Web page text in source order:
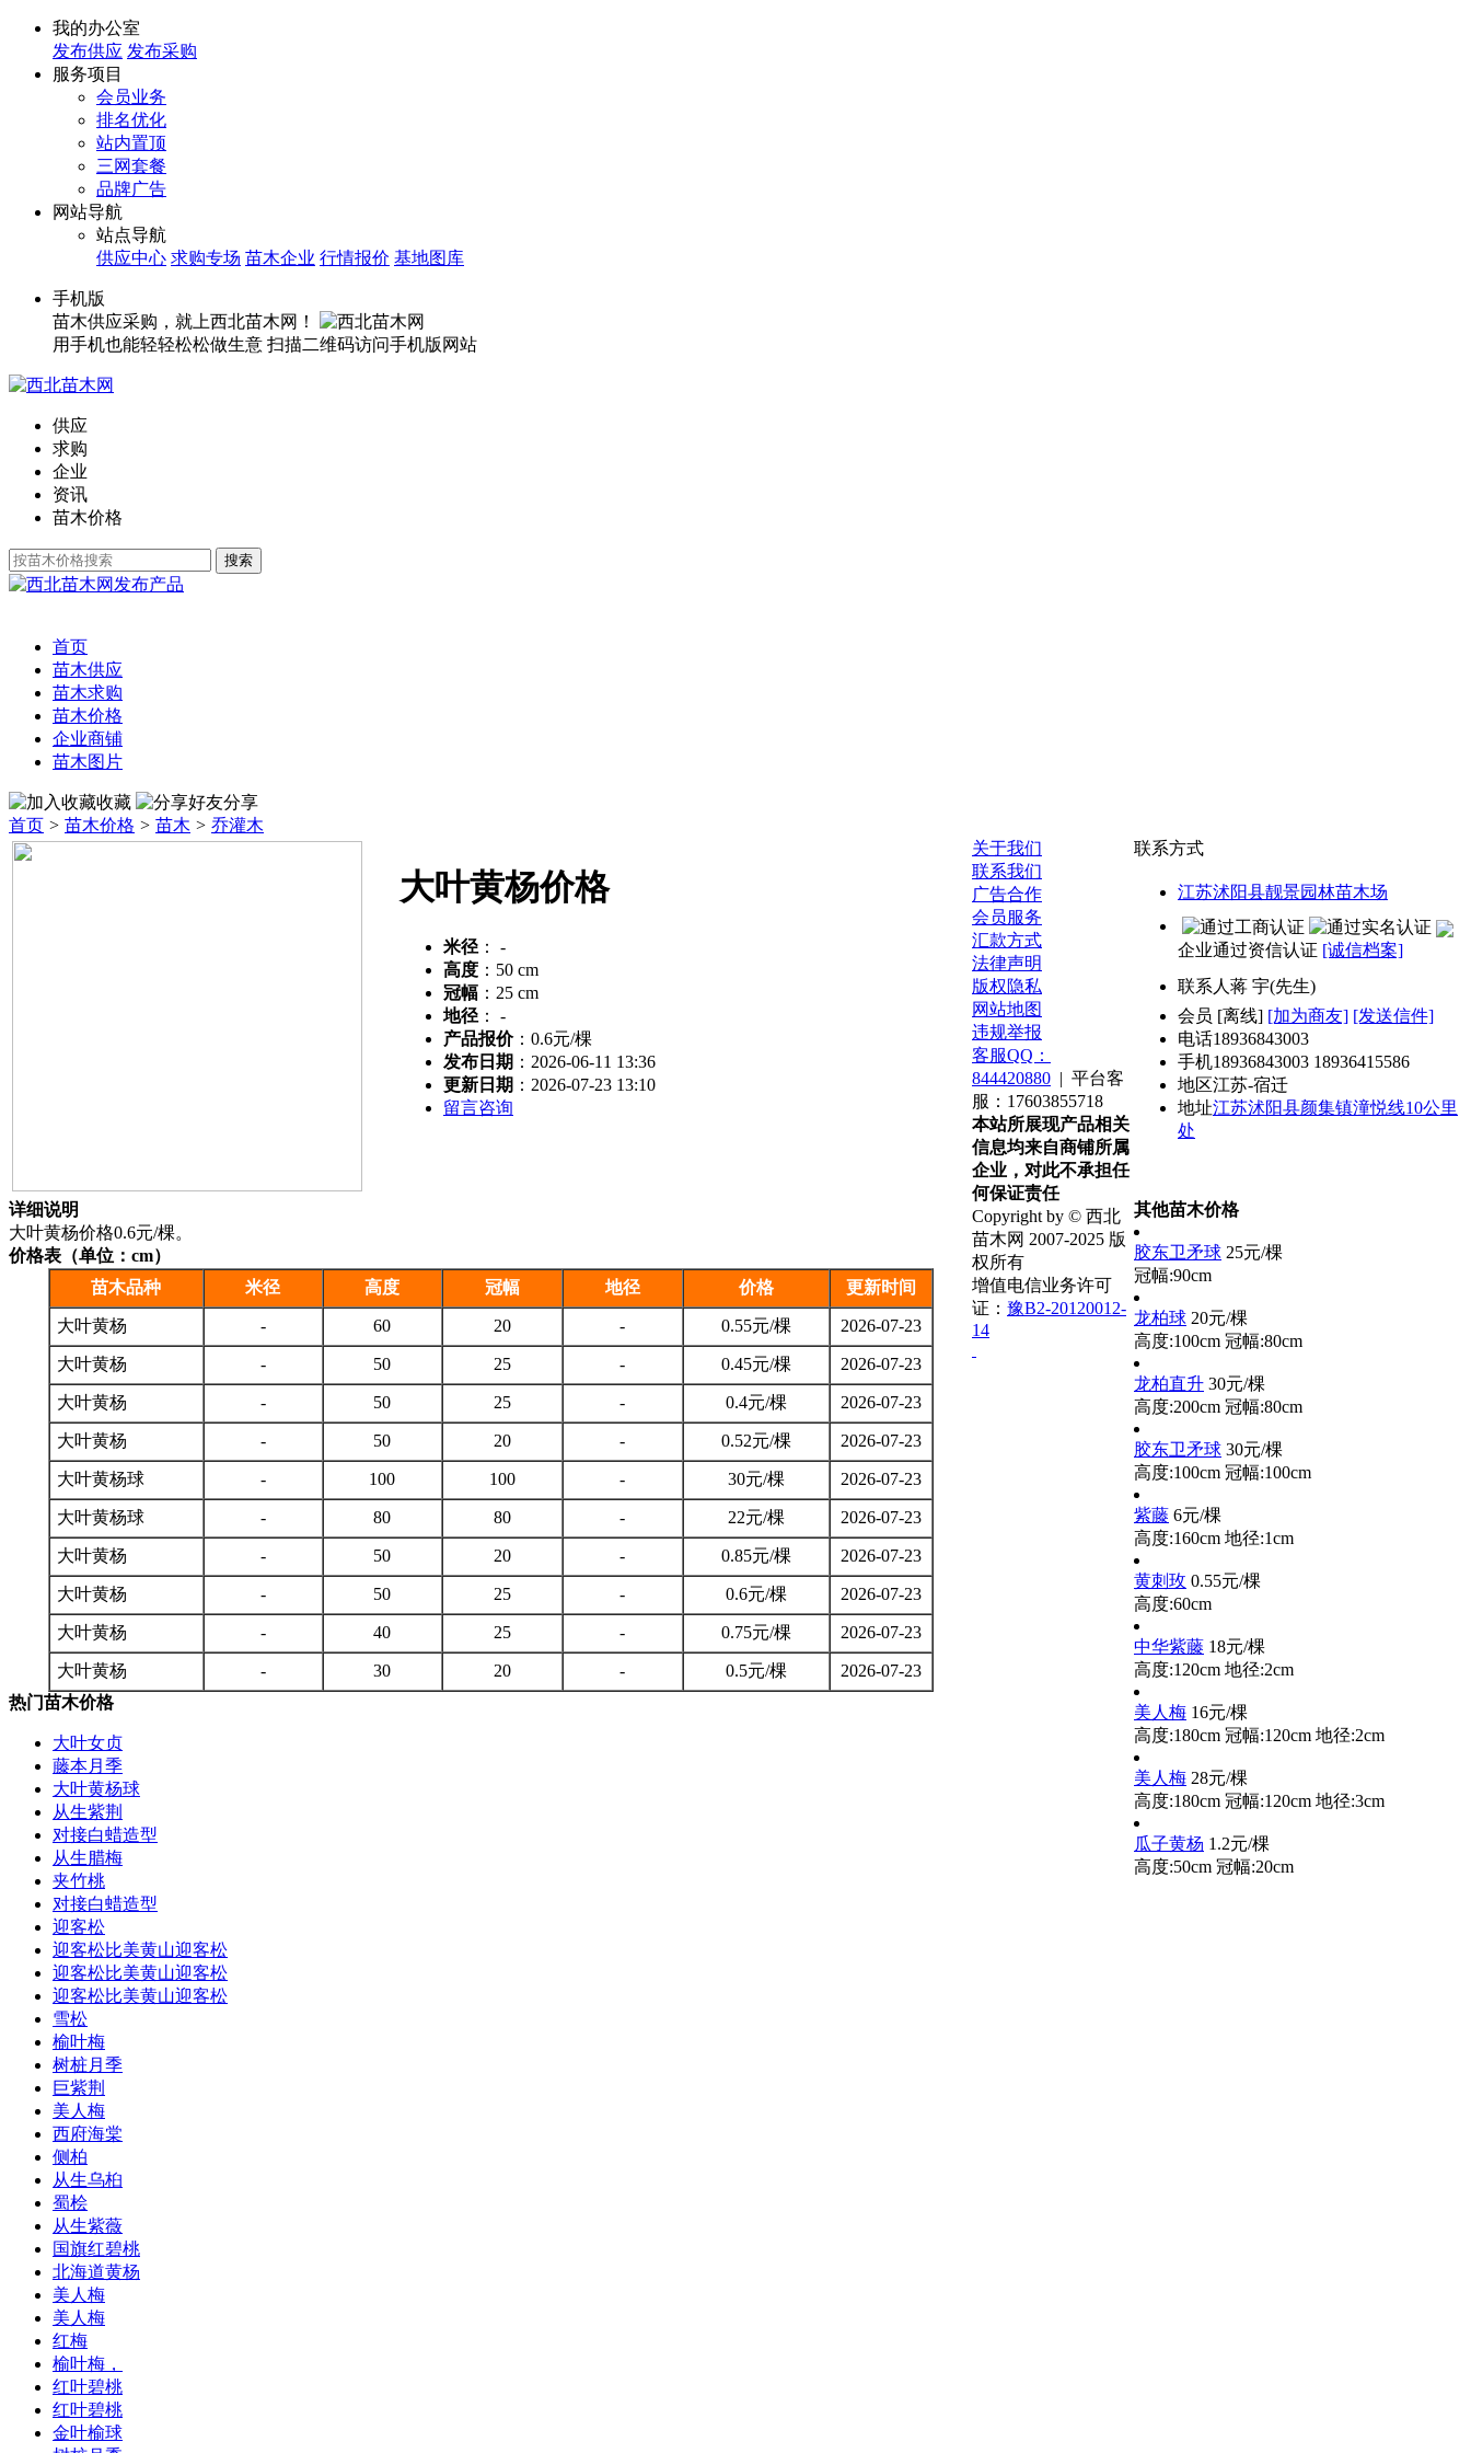
我的办公室
发布供应 发布采购
服务项目
会员业务
排名优化
站内置顶
三网套餐
品牌广告
网站导航
站点导航
供应中心 求购专场 苗木企业 行情报价 基地图库
手机版
苗木供应采购，就上西北苗木网！
用手机也能轻轻松松做生意 扫描二维码访问手机版网站
供应
求购
企业
资讯
苗木价格
发布产品
首页
苗木供应
苗木求购
苗木价格
企业商铺
苗木图片
收藏
分享
首页 > 苗木价格 > 苗木 > 乔灌木
大叶黄杨价格
米径 ：
-
高度 ： 50 cm
冠幅 ： 25 cm
地径 ：
-
产品报价： 0.6元/棵
发布日期 ：2026-06-11 13:36
更新日期 ：2026-07-23 13:10
留言咨询
联系方式
江苏沭阳县靓景园林苗木场
企业通过资信认证 [诚信档案]
联系人 蒋 宇(先生)
会员 [离线] [加为商友] [发送信件]
电话18936843003
手机18936843003 18936415586
地区江苏-宿迁
地址江苏沭阳县颜集镇潼悦线10公里
处
详细说明
大叶黄杨价格0.6元/棵。
价格表（单位：cm）
苗木品种
米径 高度 冠幅 地径 价格 更新时间
大叶黄杨 - 60 20 - 0.55元/棵 2026-07-23
大叶黄杨 - 50 25 - 0.45元/棵 2026-07-23
大叶黄杨 - 50 25 - 0.4元/棵 2026-07-23
大叶黄杨 - 50 20 - 0.52元/棵 2026-07-23
大叶黄杨球 - 100 100 - 30元/棵 2026-07-23
大叶黄杨球 - 80 80 - 22元/棵 2026-07-23
大叶黄杨 - 50 20 - 0.85元/棵 2026-07-23
大叶黄杨 - 50 25 - 0.6元/棵 2026-07-23
大叶黄杨 - 40 25 - 0.75元/棵 2026-07-23
大叶黄杨 - 30 20 - 0.5元/棵
2026-07-23
热门苗木价格
大叶女贞
藤本月季
大叶黄杨球
从生紫荆
对接白蜡造型
从生腊梅
夹竹桃
对接白蜡造型
迎客松
迎客松比美黄山迎客松
迎客松比美黄山迎客松
迎客松比美黄山迎客松
雪松
榆叶梅
树桩月季
巨紫荆
美人梅
西府海棠
侧柏
从生乌桕
蜀桧
从生紫薇
国旗红碧桃
北海道黄杨
美人梅
美人梅
红梅
榆叶梅，
红叶碧桃
红叶碧桃
金叶榆球
其他苗木价格
胶东卫矛球 25元/棵
冠幅:90cm
龙柏球 20元/棵
高度:100cm 冠幅:80cm
龙柏直升 30元/棵
高度:200cm 冠幅:80cm
胶东卫矛球 30元/棵
高度:100cm 冠幅:100cm
紫藤 6元/棵
高度:160cm 地径:1cm
黄刺玫 0.55元/棵
高度:60cm
中华紫藤 18元/棵
高度:120cm 地径:2cm
美人梅 16元/棵
高度:180cm 冠幅:120cm 地径:2cm
美人梅 28元/棵
高度:180cm 冠幅:120cm 地径:3cm
瓜子黄杨 1.2元/棵
高度:50cm 冠幅:20cm
关于我们
联系我们
广告合作
会员服务
汇款方式
法律声明
版权隐私
网站地图
违规举报
客服QQ：
844420880 | 平台客
服：17603855718
本站所展现产品相关
信息均来自商铺所属
企业，对此不承担任
何保证责任
Copyright by © 西北
苗木网 2007-2025 版
权所有
增值电信业务许可
证： 豫B2-20120012-
14